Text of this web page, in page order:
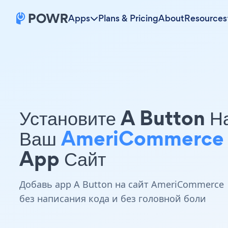
Apps Plans & PricingAboutResources
Установите A Button
ВашAmeriCommerce
App Сайт
Добавь app A Button на сайт AmeriCommerce
без написания кода и без головной боли